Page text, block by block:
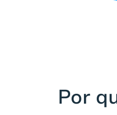
Por